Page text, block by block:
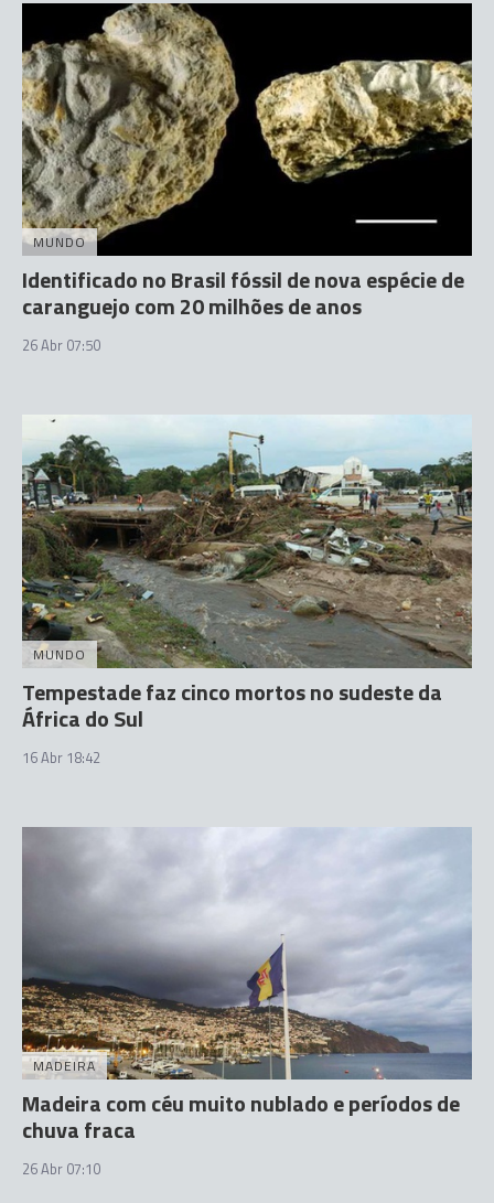
MUNDO
Identificado no Brasil fóssil de nova espécie de
caranguejo com 20 milhões de anos
26 Abr 07:50
MUNDO
Tempestade faz cinco mortos no sudeste da
África do Sul
16 Abr 18:42
MADEIRA
Madeira com céu muito nublado e períodos de
chuva fraca
26 Abr 07:10